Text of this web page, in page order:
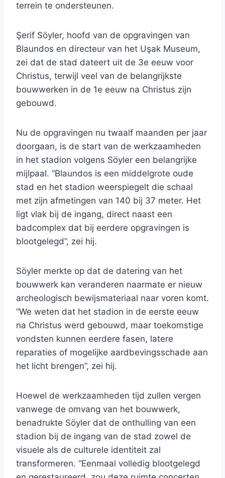
terrein te ondersteunen.
Şerif Söyler, hoofd van de opgravingen van
Blaundos en directeur van het Uşak Museum,
zei dat de stad dateert uit de 3e eeuw voor
Christus, terwijl veel van de belangrijkste
bouwwerken in de 1e eeuw na Christus zijn
gebouwd.
Nu de opgravingen nu twaalf maanden per jaar
doorgaan, is de start van de werkzaamheden
in het stadion volgens Söyler een belangrijke
mijlpaal. “Blaundos is een middelgrote oude
stad en het stadion weerspiegelt die schaal
met zijn afmetingen van 140 bij 37 meter. Het
ligt vlak bij de ingang, direct naast een
badcomplex dat bij eerdere opgravingen is
blootgelegd”, zei hij.
Söyler merkte op dat de datering van het
bouwwerk kan veranderen naarmate er nieuw
archeologisch bewijsmateriaal naar voren komt.
“We weten dat het stadion in de eerste eeuw
na Christus werd gebouwd, maar toekomstige
vondsten kunnen eerdere fasen, latere
reparaties of mogelijke aardbevingsschade aan
het licht brengen”, zei hij.
Hoewel de werkzaamheden tijd zullen vergen
vanwege de omvang van het bouwwerk,
benadrukte Söyler dat de onthulling van een
stadion bij de ingang van de stad zowel de
visuele als de culturele identiteit zal
transformeren. “Eenmaal volledig blootgelegd